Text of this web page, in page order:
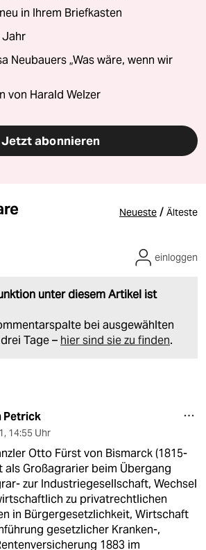
in Ihrem Briefkasten
Jahr
Neubauers „Was wäre, wenn wir
von Harald Welzer
Jetzt abonnieren
Neueste / Älteste
unter diesem Artikel ist
bei ausgewählten
Tage – hier sind sie zu finden.
einloggen
Petrick
, 14:55 Uhr
Otto Fürst von Bismarck (1815-
als Großagrarier beim Übergang
zur Industriegesellschaft, Wechsel
zu privatrechtlichen
in Bürgergesetzlichkeit, Wirtschaft
gesetzlicher Kranken-,
1883 im